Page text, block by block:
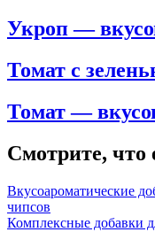
Укроп —
Томат с
Томат —
Смотрите, что
Вкусоароматические
чипсов
Комплексные добавки